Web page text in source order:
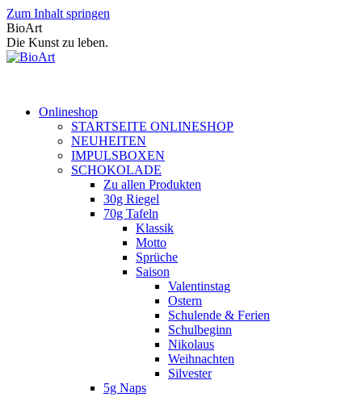
Zum Inhalt springen
BioArt
Die Kunst zu leben.
Onlineshop
STARTSEITE ONLINESHOP
NEUHEITEN
IMPULSBOXEN
SCHOKOLADE
Zu allen Produkten
30g Riegel
70g Tafeln
Klassik
Motto
Sprüche
Saison
Valentinstag
Ostern
Schulende & Ferien
Schulbeginn
Nikolaus
Weihnachten
Silvester
5g Naps